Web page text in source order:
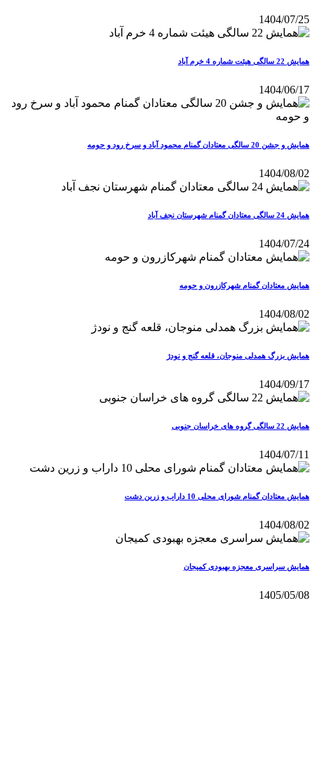
1404/07/25
همایش 22 سالگی هیئت شماره 4 خرم آباد
1404/06/17
همایش و جشن 20 سالگی معتادان گمنام محمود آباد و سرخ رود و حومه
1404/08/02
همایش 24 سالگی معتادان گمنام شهرستان نجف آباد
1404/07/24
همایش معتادان گمنام شهرکازرون و حومه
1404/08/02
همایش بزرگ همدلی منوجان، قلعه گنج و نودژ
1404/09/17
همایش 22 سالگی گروه های خراسان جنوبی
1404/07/11
همایش معتادان گمنام شورای محلی 10 داراب و زرین دشت
1404/08/02
همایش سراسری معجزه بهبودی کمیجان
1405/05/08